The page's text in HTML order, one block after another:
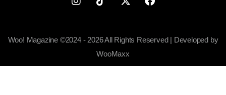
Woo! Magazine ©2024 - 2026 All Rights Reserved | Developed by
WooMaxx